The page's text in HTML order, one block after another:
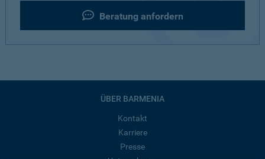
Beratung anfordern
ÜBER BARMENIA
Kontakt
Karriere
Presse